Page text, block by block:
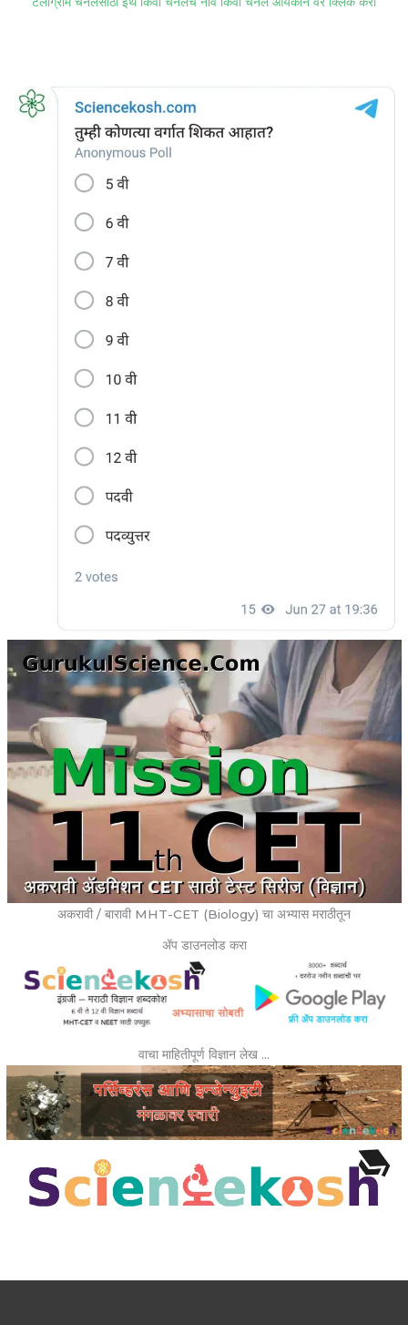
अकरावी / बारावी MHT-CET (Biology) चा अभ्यास मराठीतून
ॲप डाउनलोड करा
वाचा माहितीपूर्ण विज्ञान लेख …